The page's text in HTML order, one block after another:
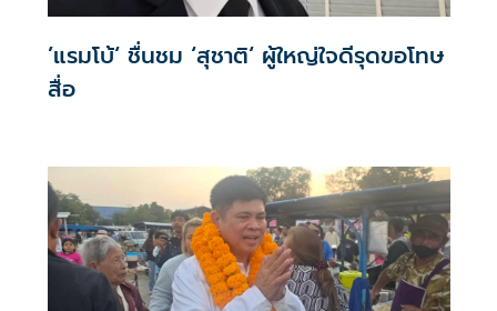
’แรมโบ้‘ ชื่นชม ‘สุชาติ‘ ผู้ใหญ่ใจดีรุดขอโทษ
สื่อ